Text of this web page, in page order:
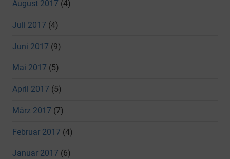
August 2017 (4)
Juli 2017 (4)
Juni 2017 (9)
Mai 2017 (5)
April 2017 (5)
März 2017 (7)
Februar 2017 (4)
Januar 2017 (6)